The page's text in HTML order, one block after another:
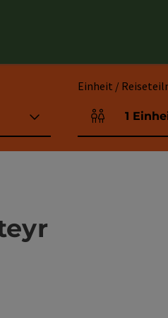
Einheit /
1